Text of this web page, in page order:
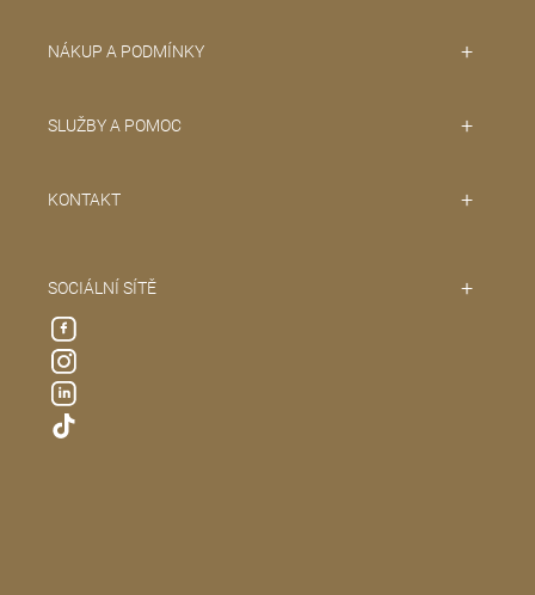
NÁKUP A PODMÍNKY
SLUŽBY A POMOC
KONTAKT
SOCIÁLNÍ SÍTĚ